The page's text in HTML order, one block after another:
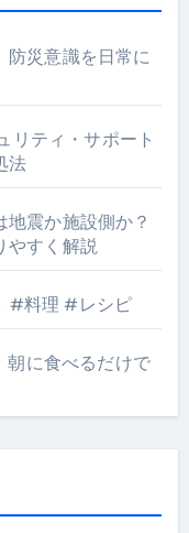
防災意識を日常に
リティ・サポート
法
震か施設側か？
やすく解説
#料理 #レシピ
朝に食べるだけで